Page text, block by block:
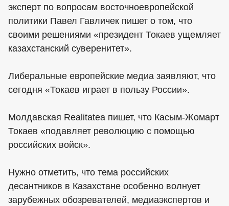
эксперт по вопросам восточноевропейской
политики Павел Гавличек пишет о том, что
своими решениями «президент Токаев ущемляет
казахстанский суверенитет».
Либеральные европейские медиа заявляют, что
сегодня «Токаев играет в пользу России».
Молдавская Realitatea пишет, что Касым-Жомарт
Токаев «подавляет революцию с помощью
российских войск».
Нужно отметить, что тема российских
десантников в Казахстане особенно волнует
зарубежных обозревателей, медиаэкспертов и